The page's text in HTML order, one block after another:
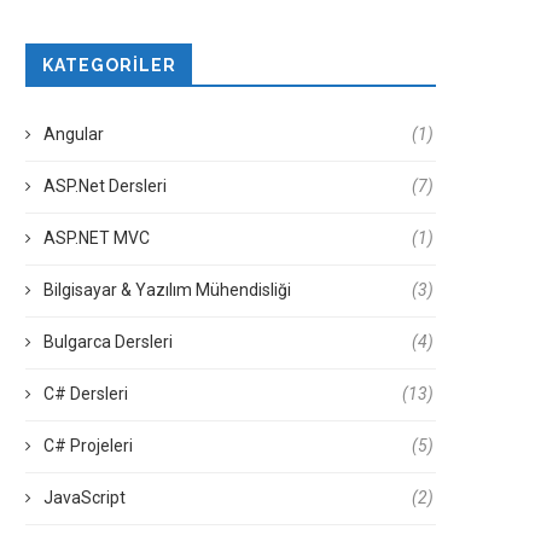
KATEGORILER
Angular (1)
ASP.Net Dersleri (7)
ASP.NET MVC (1)
Bilgisayar & Yazılım Mühendisliği (3)
Bulgarca Dersleri (4)
C# Dersleri (13)
C# Projeleri (5)
JavaScript (2)